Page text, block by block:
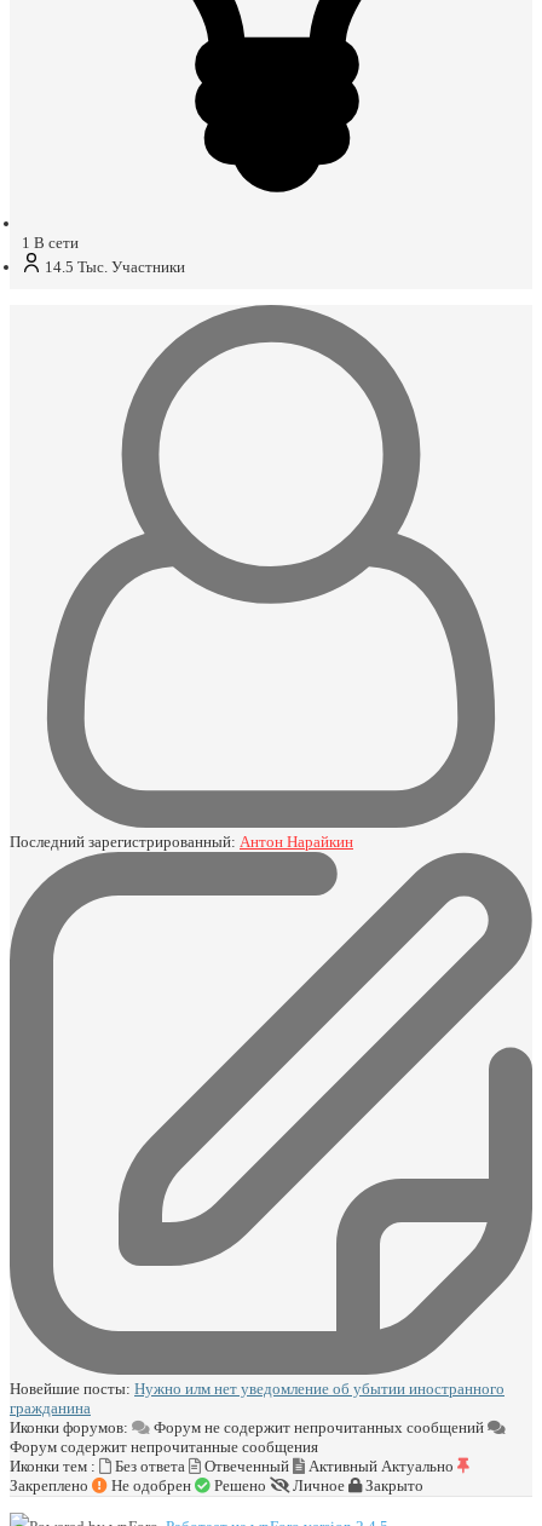
1 В сети
14.5 Тыс. Участники
Последний зарегистрированный: Антон Нарайкин
Новейшие посты: Нужно илм нет уведомление об убытии иностранного
гражданина
Иконки форумов:
Форум не содержит непрочитанных сообщений
Форум содержит непрочитанные сообщения
Иконки тем :
Без ответа Отвеченный Активный Актуально
Закреплено
Не одобрен Решено Личное Закрыто